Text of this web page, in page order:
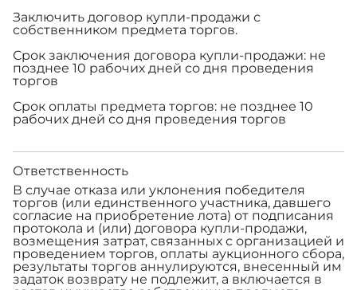
Заключить договор купли-продажи с
собственником предмета торгов.
Срок заключения договора купли-продажи: не
позднее 10 рабочих дней со дня проведения
торгов
Срок оплаты предмета торгов: не позднее 10
рабочих дней со дня проведения торгов
Ответственность
В случае отказа или уклонения победителя
торгов (или единственного участника, давшего
согласие на приобретение лота) от подписания
протокола и (или) договора купли-продажи,
возмещения затрат, связанных с организацией и
проведением торгов, оплаты аукционного сбора,
результаты торгов аннулируются, внесенный им
задаток возврату не подлежит, а включается в